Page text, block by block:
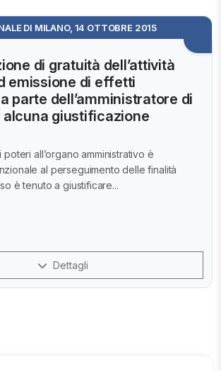
DI MILANO, 14 OTTOBRE 2015
di gratuità dell’attività
emissione di effetti
parte dell’amministratore di
alcuna giustificazione
poteri all’organo amministrativo è
al perseguimento delle finalità
è tenuto a giustificare...
Dettagli